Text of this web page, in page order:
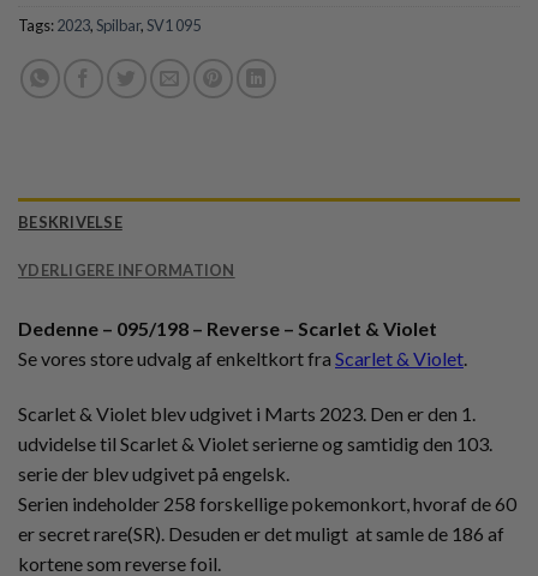
Tags:2023,Spilbar,SV1 095
BESKRIVELSE
YDERLIGERE INFORMATION
Dedenne – 095/198 – Reverse – Scarlet & Violet
Se vores store udvalg af enkeltkort fra Scarlet & Violet.
Scarlet & Violet blev udgivet i Marts 2023. Den er den 1.
udvidelse til Scarlet & Violet serierne og samtidig den 103.
serie der blev udgivet på engelsk.
Serien indeholder 258 forskellige pokemonkort, hvoraf de 60
er secret rare(SR). Desuden er det muligt at samle de 186 af
kortene som reverse foil.